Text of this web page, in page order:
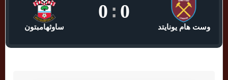
وست هام يونايتد
0
:
0
ساوثهامبتون